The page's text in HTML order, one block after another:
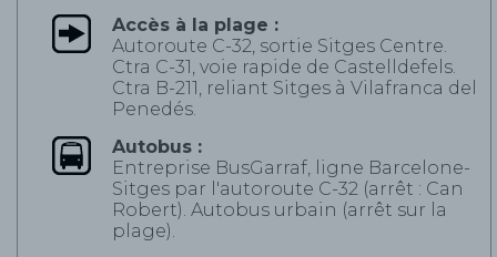
Accès à la plage :
Autoroute C-32, sortie Sitges Centre.
Ctra C-31, voie rapide de Castelldefels.
Ctra B-211, reliant Sitges à Vilafranca del
Penedés.
Autobus :
Entreprise BusGarraf, ligne Barcelone-
Sitges par l'autoroute C-32 (arrêt : Can
Robert). Autobus urbain (arrêt sur la
plage).